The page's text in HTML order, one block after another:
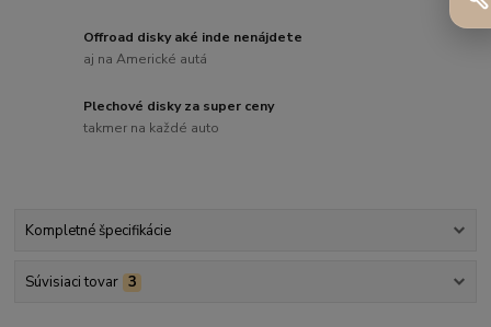
Offroad disky aké inde nenájdete
aj na Americké autá
Plechové disky za super ceny
takmer na každé auto
Kompletné špecifikácie
Súvisiaci tovar 3